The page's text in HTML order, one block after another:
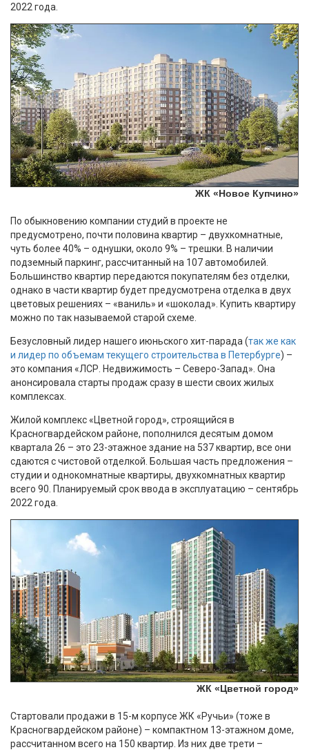
2022 года.
ЖК «Новое Купчино»
По обыкновению компании студий в проекте не
предусмотрено, почти половина квартир – двухкомнатные,
чуть более 40% – однушки, около 9% – трешки. В наличии
подземный паркинг, рассчитанный на 107 автомобилей.
Большинство квартир передаются покупателям без отделки,
однако в части квартир будет предусмотрена отделка в двух
цветовых решениях – «ваниль» и «шоколад». Купить квартиру
можно по так называемой старой схеме.
Безусловный лидер нашего июньского хит-парада (так же как
и лидер по объемам текущего строительства в Петербурге) –
это компания «ЛСР. Недвижимость – Северо-Запад». Она
анонсировала старты продаж сразу в шести своих жилых
комплексах.
Жилой комплекс «Цветной город», строящийся в
Красногвардейском районе, пополнился десятым домом
квартала 26 – это 23-этажное здание на 537 квартир, все они
сдаются с чистовой отделкой. Большая часть предложения –
студии и однокомнатные квартиры, двухкомнатных квартир
всего 90. Планируемый срок ввода в эксплуатацию – сентябрь
2022 года.
ЖК «Цветной город»
Стартовали продажи в 15-м корпусе ЖК «Ручьи» (тоже в
Красногвардейском районе) – компактном 13-этажном доме,
рассчитанном всего на 150 квартир. Из них две трети –